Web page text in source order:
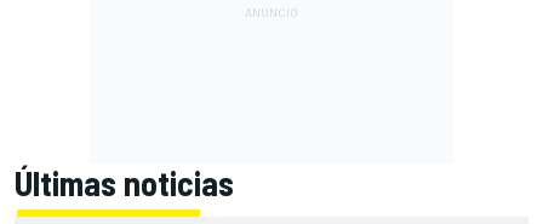
Últimas noticias